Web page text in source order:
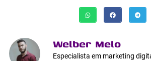
Welber Melo
Especialista em marketing